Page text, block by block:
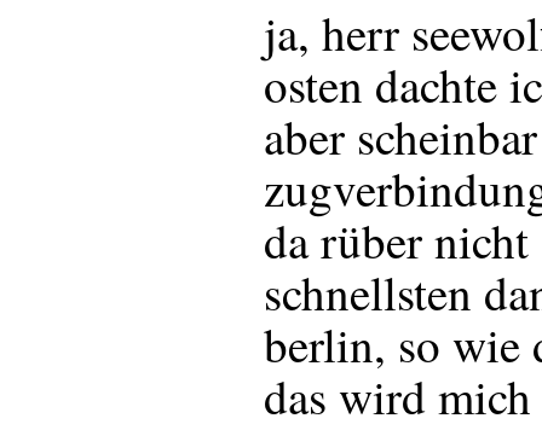
ja, herr
osten dachte
aber
da rüber
schnellsten
berlin, so wie
das wird